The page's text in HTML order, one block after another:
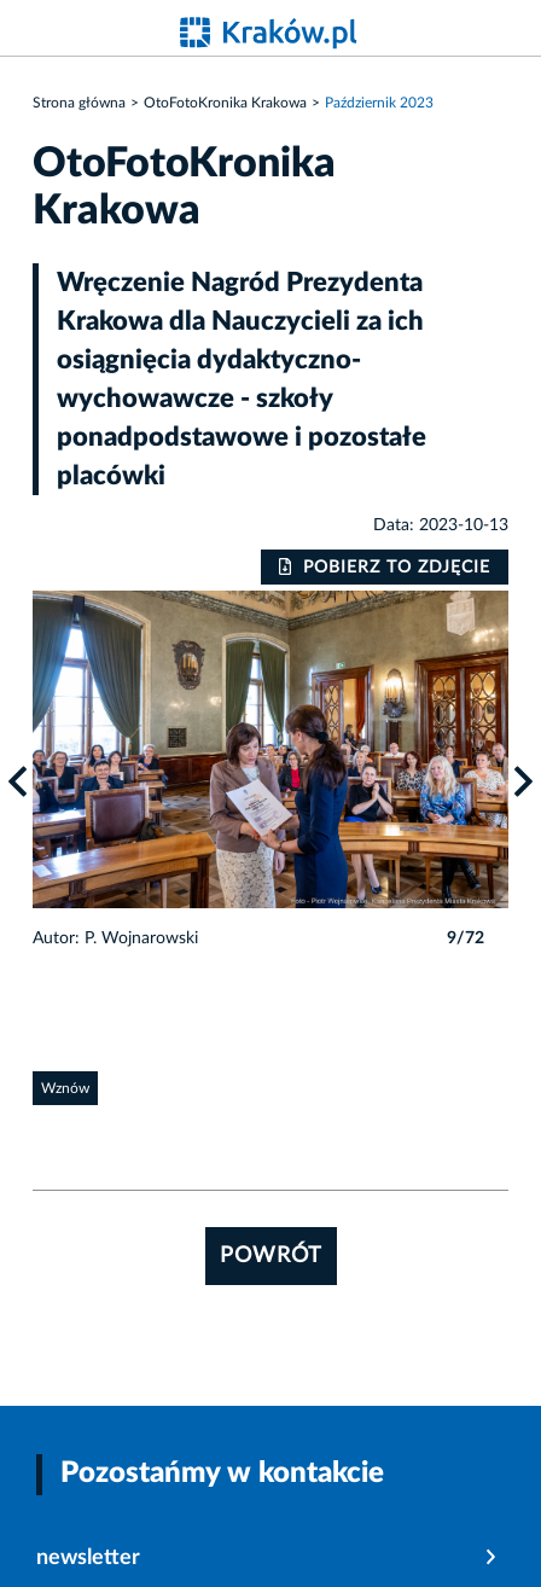
Strona główna OtoFotoKronika Krakowa Październik 2023
OtoFotoKronika
Krakowa
Wręczenie Nagród Prezydenta
Krakowa dla Nauczycieli za ich
osiągnięcia dydaktyczno-
wychowawcze - szkoły
ponadpodstawowe i pozostałe
placówki
Data: 2023-10-13
POBIERZ TO ZDJĘCIE
Autor: P. Wojnarowski 9/72
Wznów
POWRÓT
Pozostańmy w kontakcie
newsletter